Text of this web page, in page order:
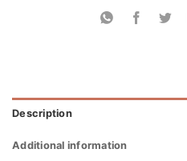
Description
Additional information